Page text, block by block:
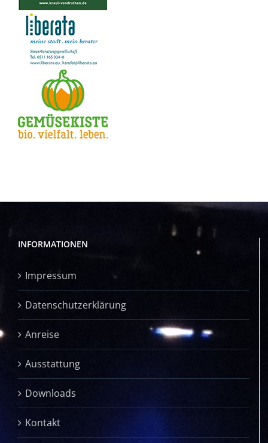
INFORMATIONEN
Impressum
Datenschutzerklärung
Anreise
Ausstattung
Downloads
Kontakt